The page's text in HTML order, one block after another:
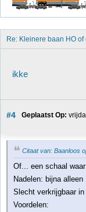
Re: Kleinere baan HO
ikke
#4 Geplaatst Op:
Citaat van: Baanloos
Of... een schaal
Nadelen: bijna
Slecht verkrijgbaar in
Voordelen: